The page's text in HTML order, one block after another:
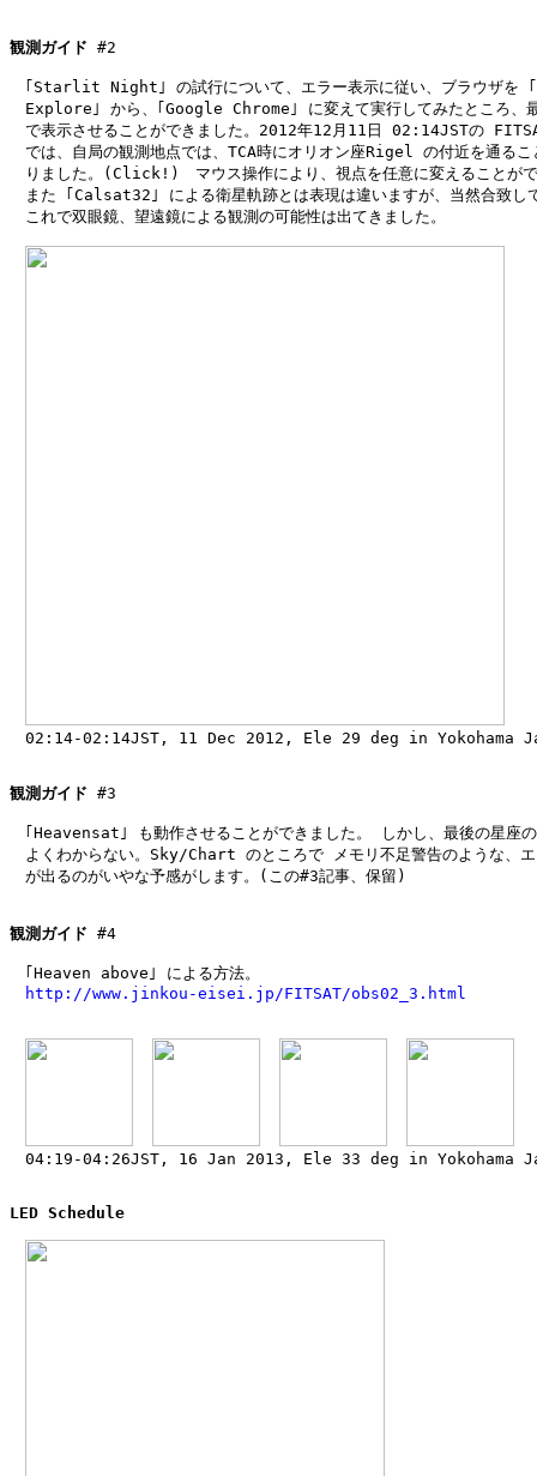
観測ガイド #2
｢Starlit Night｣ の試行について、エラー表示に従い、ブラウザ
Explore｣ から、｢Google Chrome｣ に変えて実行してみたところ、
で表示させることができました。2012年12月11日 02:14JSTの
では、自局の観測地点では、TCA時にオリオン座Rigel の付近を通るこ
りました。(Click!)　マウス操作により、視点を任意に変えることが
また ｢Calsat32｣ による衛星軌跡とは表現は違いますが、当然合致し
これで双眼鏡、望遠鏡による観測の可能性は出てきました。
02:14-02:14JST, 11 Dec 2012, Ele 29 deg in Yokohama
観測ガイド #3
｢Heavensat｣ も動作させることができました。 しかし、最後の星座
よくわからない。Sky/Chart のところで メモリ不足警告のような、エ
が出るのがいやな予感がします。(この#3記事、保留)
観測ガイド #4
｢Heaven above｣ による方法。
http://www.jinkou-eisei.jp/FITSAT/obs02_3.html
04:19-04:26JST, 16 Jan 2013, Ele 33 deg in Yokohama
LED Schedule